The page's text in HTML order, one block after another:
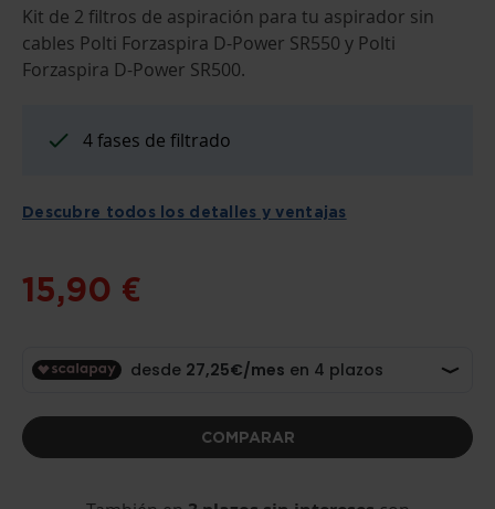
COMIENZO
DE
LA
GALERÍA
DE
Kit de 2 filtros de aspiración para tu aspirador sin
cables Polti Forzaspira D-Power SR550 y Polti
Forzaspira D-Power SR500.
4 fases de filtrado
Descubre todos los detalles y ventajas
15,90 €
COMPARAR